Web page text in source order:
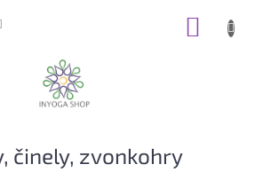
činely, zvonkohry